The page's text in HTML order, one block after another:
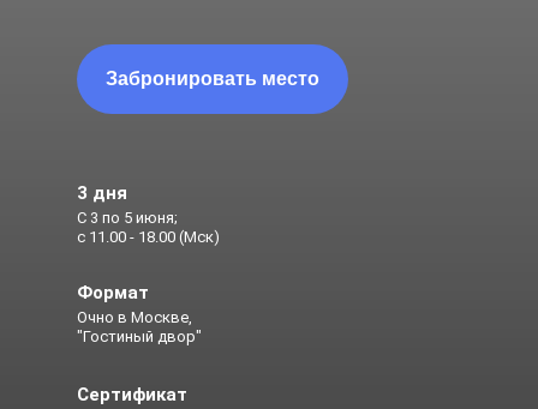
3 дня
С 3 по 5 июня;
с 11.00 - 18.00 (Мск)
Формат
Очно в Москве,
"Гостиный двор"
Сертификат
Забронировать место